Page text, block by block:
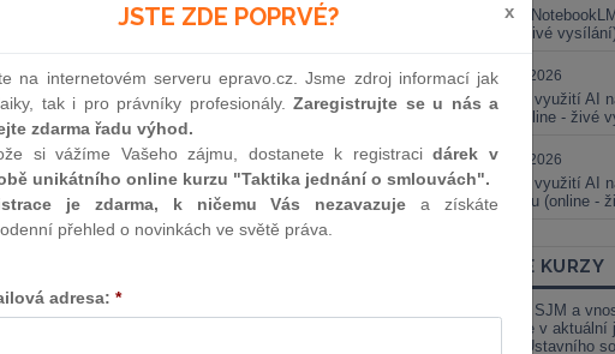
aktuální judikát?
služba „
určené pouze předplatitelům a nejsou přístupné
veřejně.
navštivte náš
E-SHOP
-
Gemini a
(online - živé
25.08.2026
Praktické využití AI
smluv (online - živé
01.09.2026
Praktické využití AI
judikaturou (online -
ONLINE KURZY
Vnosy ze SJM a
valorizace v
soudu a Ústavního
JSTE ZDE POPRVÉ? x
na internetovém serveru epravo.cz. Jsme zdroj informací jak
tak i pro právníky profesionály.Zaregistrujte se u nás a
zdarma řadu výhod.
si vážíme Vašeho zájmu, dostanete k registracidárek v
unikátního online kurzu "Taktika jednání o smlouvách".
je zdarma, k ničemu Vás nezavazuje a získáte
přehled o novinkách ve světě práva.
adresa: *